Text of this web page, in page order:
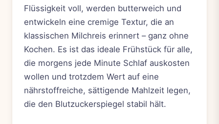
Flüssigkeit voll, werden butterweich und
entwickeln eine cremige Textur, die an
klassischen Milchreis erinnert – ganz ohne
Kochen. Es ist das ideale Frühstück für alle,
die morgens jede Minute Schlaf auskosten
wollen und trotzdem Wert auf eine
nährstoffreiche, sättigende Mahlzeit legen,
die den Blutzuckerspiegel stabil hält.